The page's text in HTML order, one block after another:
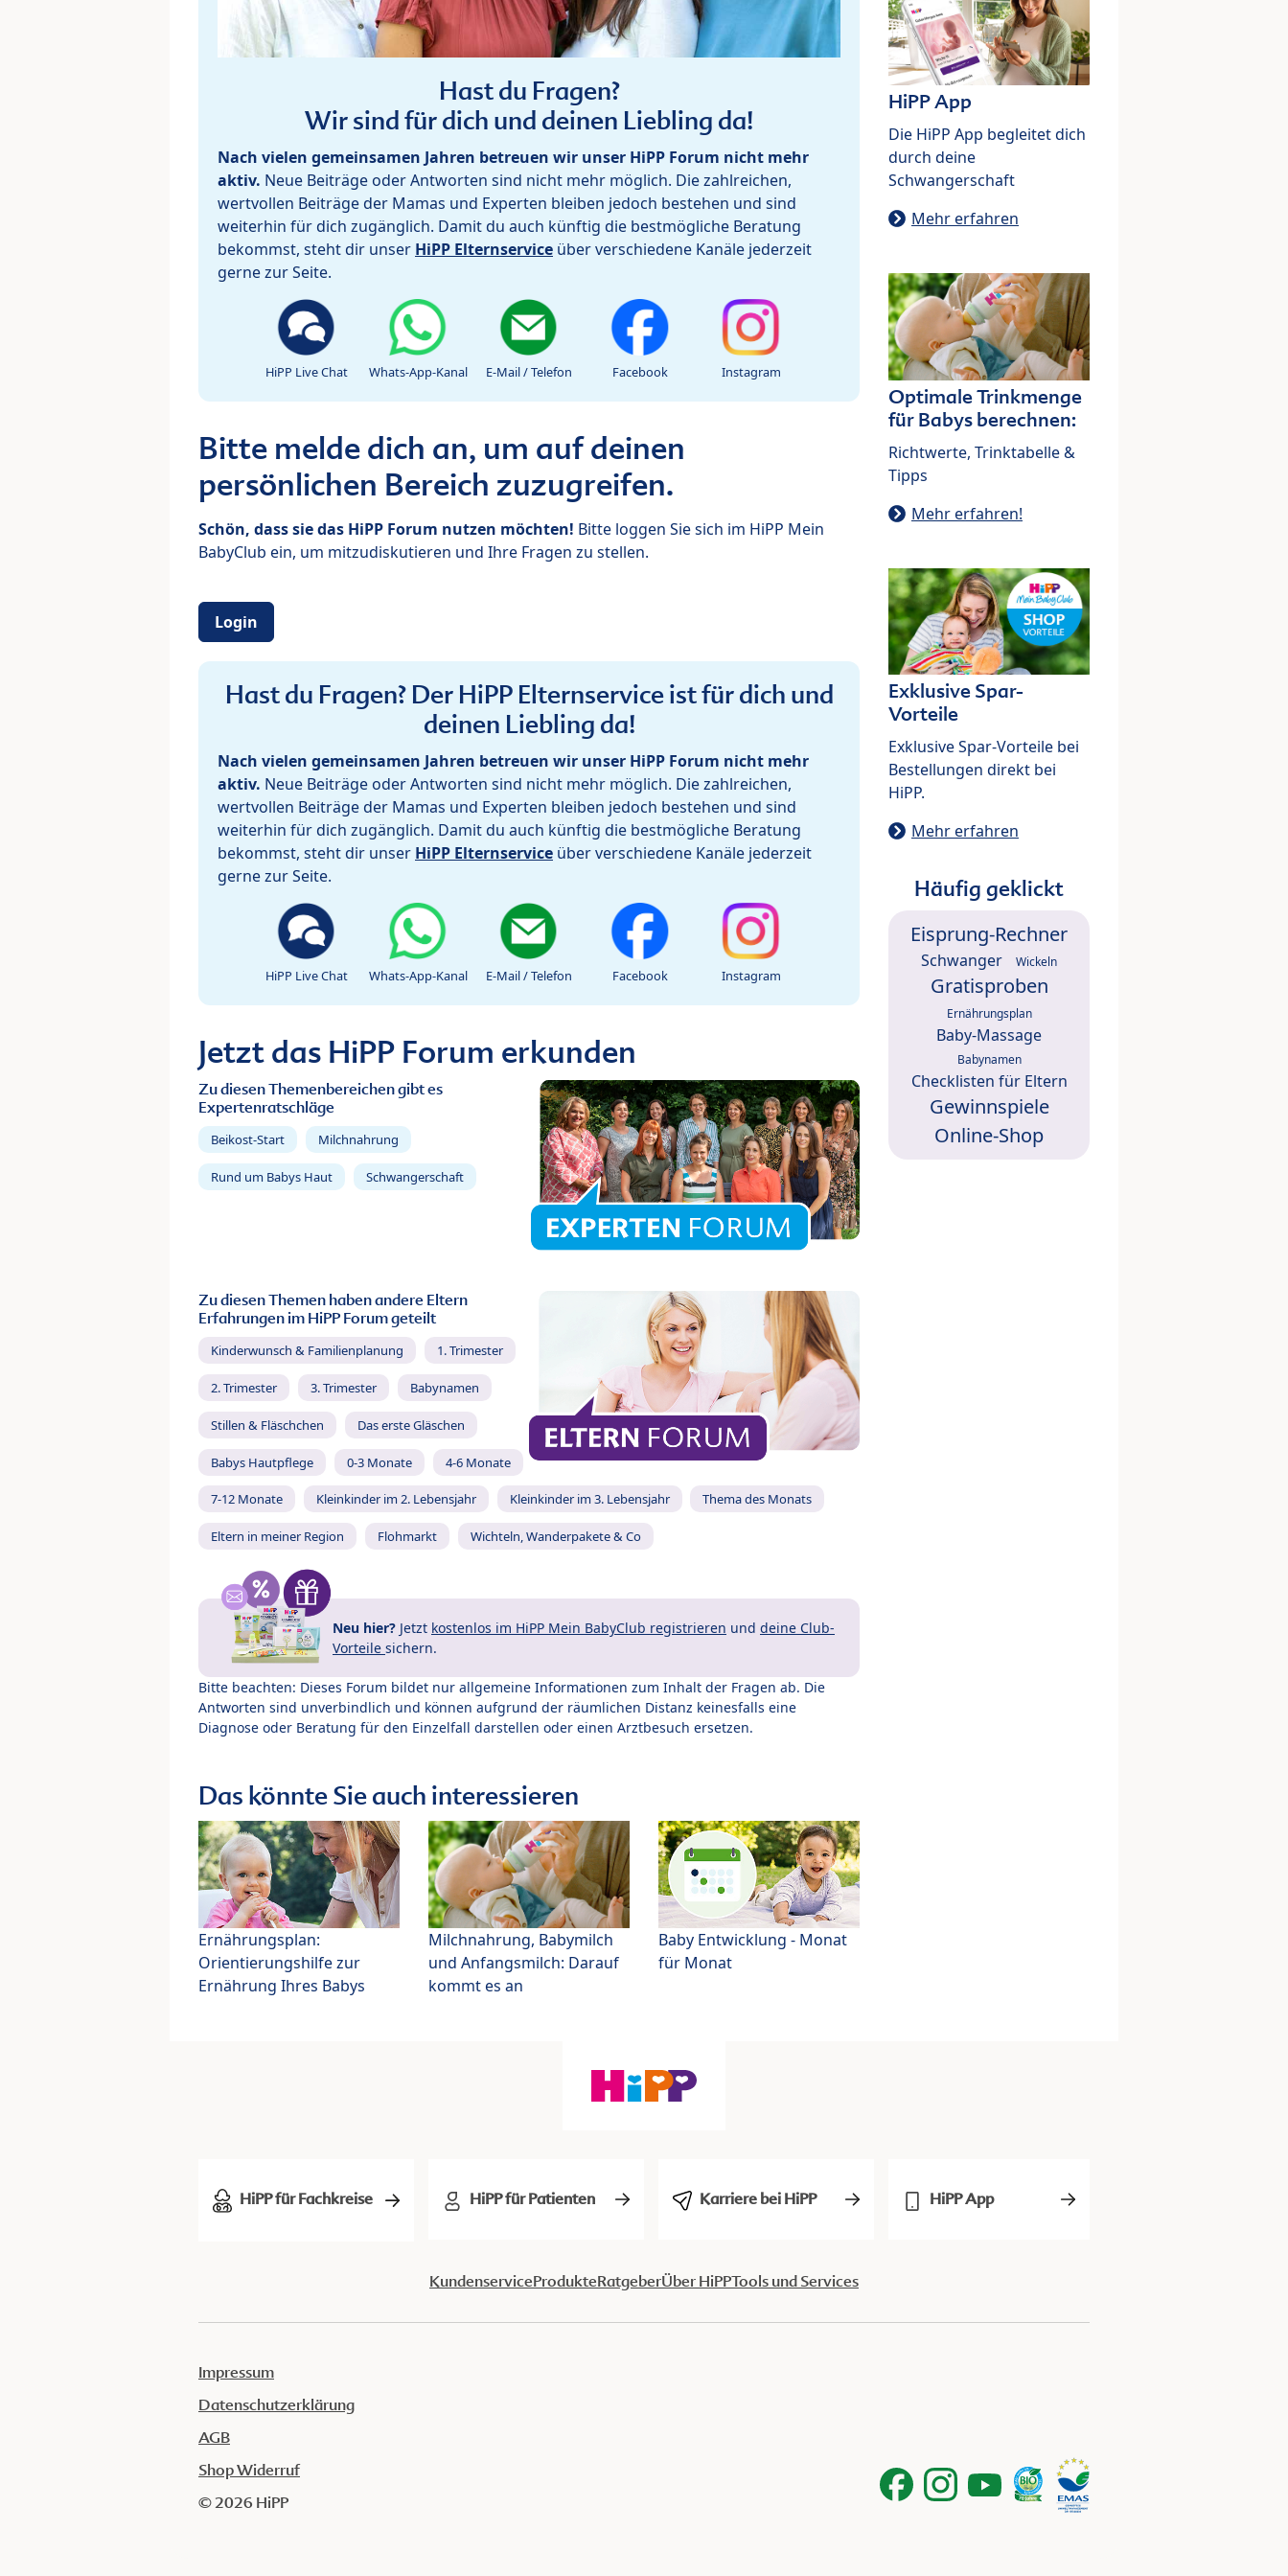
Hast du Fragen?
Wir sind für dich und deinen Liebling da!
Nach vielen gemeinsamen Jahren betreuen wir unser HiPP Forum nicht mehr
aktiv. Neue Beiträge oder Antworten sind nicht mehr möglich. Die zahlreichen,
wertvollen Beiträge der Mamas und Experten bleiben jedoch bestehen und sind
weiterhin für dich zugänglich. Damit du auch künftig die bestmögliche Beratung
bekommst, steht dir unser HiPP Elternservice über verschiedene Kanäle jederzeit
gerne zur Seite.
HiPP Live Chat Whats-App-Kanal E-Mail / Telefon Facebook Instagram
Bitte melde dich an, um auf deinen
persönlichen Bereich zuzugreifen.
Schön, dass sie das HiPP Forum nutzen möchten! Bitte loggen Sie sich im HiPP Mein
BabyClub ein, um mitzudiskutieren und Ihre Fragen zu stellen.
Login
Hast du Fragen? Der HiPP Elternservice ist für dich und
deinen Liebling da!
Nach vielen gemeinsamen Jahren betreuen wir unser HiPP Forum nicht mehr
aktiv. Neue Beiträge oder Antworten sind nicht mehr möglich. Die zahlreichen,
wertvollen Beiträge der Mamas und Experten bleiben jedoch bestehen und sind
weiterhin für dich zugänglich. Damit du auch künftig die bestmögliche Beratung
bekommst, steht dir unser HiPP Elternservice über verschiedene Kanäle jederzeit
gerne zur Seite.
HiPP Live Chat Whats-App-Kanal E-Mail / Telefon Facebook Instagram
Jetzt das HiPP Forum erkunden
Zu diesen Themenbereichen gibt es
Expertenratschläge
Beikost-Start Milchnahrung
Rund um Babys Haut Schwangerschaft
Zu diesen Themen haben andere Eltern
Erfahrungen im HiPP Forum geteilt
Kinderwunsch & Familienplanung 1. Trimester
2. Trimester 3. Trimester Babynamen
Stillen & Fläschchen Das erste Gläschen
Babys Hautpflege 0-3 Monate 4-6 Monate
7-12 Monate Kleinkinder im 2. Lebensjahr Kleinkinder im 3. Lebensjahr Thema des Monats
Eltern in meiner Region Flohmarkt Wichteln, Wanderpakete & Co
Neu hier? Jetzt kostenlos im HiPP Mein BabyClub registrieren und deine Club-
Vorteile sichern.
Bitte beachten: Dieses Forum bildet nur allgemeine Informationen zum Inhalt der Fragen ab. Die
Antworten sind unverbindlich und können aufgrund der räumlichen Distanz keinesfalls eine
Diagnose oder Beratung für den Einzelfall darstellen oder einen Arztbesuch ersetzen.
Das könnte Sie auch interessieren
Ernährungsplan:
Orientierungshilfe zur
Ernährung Ihres Babys
Milchnahrung, Babymilch
und Anfangsmilch: Darauf
kommt es an
Baby Entwicklung - Monat
für Monat
HiPP App
Die HiPP App begleitet dich
durch deine
Schwangerschaft
Mehr erfahren
Optimale Trinkmenge
für Babys berechnen:
Richtwerte, Trinktabelle &
Tipps
Mehr erfahren!
Exklusive Spar-
Vorteile
Exklusive Spar-Vorteile bei
Bestellungen direkt bei
HiPP.
Mehr erfahren
Häufig geklickt
Eisprung-Rechner
Schwanger Wickeln
Gratisproben
Ernährungsplan
Baby-Massage
Babynamen
Checklisten für Eltern
Gewinnspiele
Online-Shop
HiPP für Fachkreise HiPP für Patienten Karriere bei HiPP HiPP App
KundenserviceProdukteRatgeberÜber HiPPTools und Services
Impressum
Datenschutzerklärung
AGB
Shop Widerruf
© 2026 HiPP